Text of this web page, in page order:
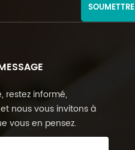
SOUMETTRE
restez informé,
nous vous invitons à
vous en pensez.